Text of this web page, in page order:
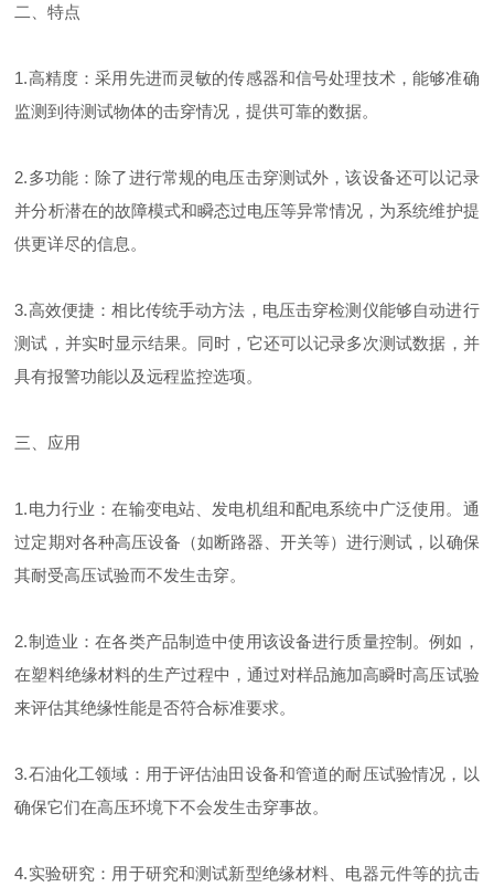
二、特点
1.高精度：采用先进而灵敏的传感器和信号处理技术，能够准确
监测到待测试物体的击穿情况，提供可靠的数据。
2.多功能：除了进行常规的电压击穿测试外，该设备还可以记录
并分析潜在的故障模式和瞬态过电压等异常情况，为系统维护提
供更详尽的信息。
3.高效便捷：相比传统手动方法，电压击穿检测仪能够自动进行
测试，并实时显示结果。同时，它还可以记录多次测试数据，并
具有报警功能以及远程监控选项。
三、应用
1.电力行业：在输变电站、发电机组和配电系统中广泛使用。通
过定期对各种高压设备（如断路器、开关等）进行测试，以确保
其耐受高压试验而不发生击穿。
2.制造业：在各类产品制造中使用该设备进行质量控制。例如，
在塑料绝缘材料的生产过程中，通过对样品施加高瞬时高压试验
来评估其绝缘性能是否符合标准要求。
3.石油化工领域：用于评估油田设备和管道的耐压试验情况，以
确保它们在高压环境下不会发生击穿事故。
4.实验研究：用于研究和测试新型绝缘材料、电器元件等的抗击